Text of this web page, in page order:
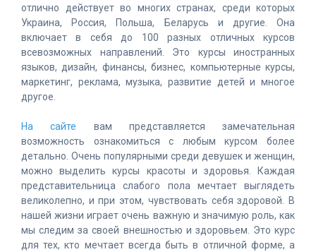
отлично действует во многих странах, среди которых
Украина, Россия, Польша, Беларусь и другие. Она
включает в себя до 100 разных отличных курсов
всевозможных направлений. Это курсы иностранных
языков, дизайн, финансы, бизнес, компьютерные курсы,
маркетинг, реклама, музыка, развитие детей и многое
другое.
На сайте вам представляется замечательная
возможность ознакомиться с любым курсом более
детально. Очень популярными среди девушек и женщин,
можно выделить курсы красоты и здоровья. Каждая
представительница слабого пола мечтает выглядеть
великолепно, и при этом, чувствовать себя здоровой. В
нашей жизни играет очень важную и значимую роль, как
мы следим за своей внешностью и здоровьем. Это курс
для тех, кто мечтает всегда быть в отличной форме, а